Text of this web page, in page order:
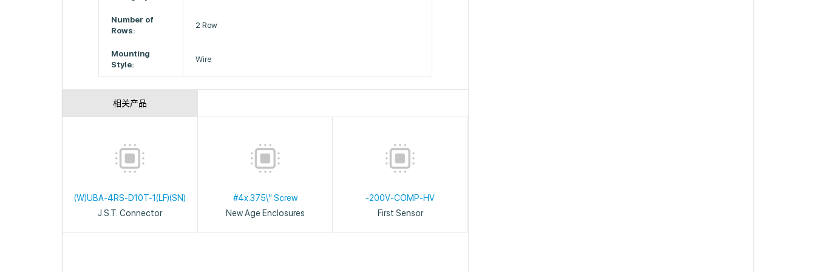
Number of
Rows:
2 Row
Mounting
Style:
Wire
相关产品
(W)UBA-4RS-D10T-1(LF)(SN)
J.S.T. Connector
#4x.375\" Screw
New Age Enclosures
-200V-COMP-HV
First Sensor